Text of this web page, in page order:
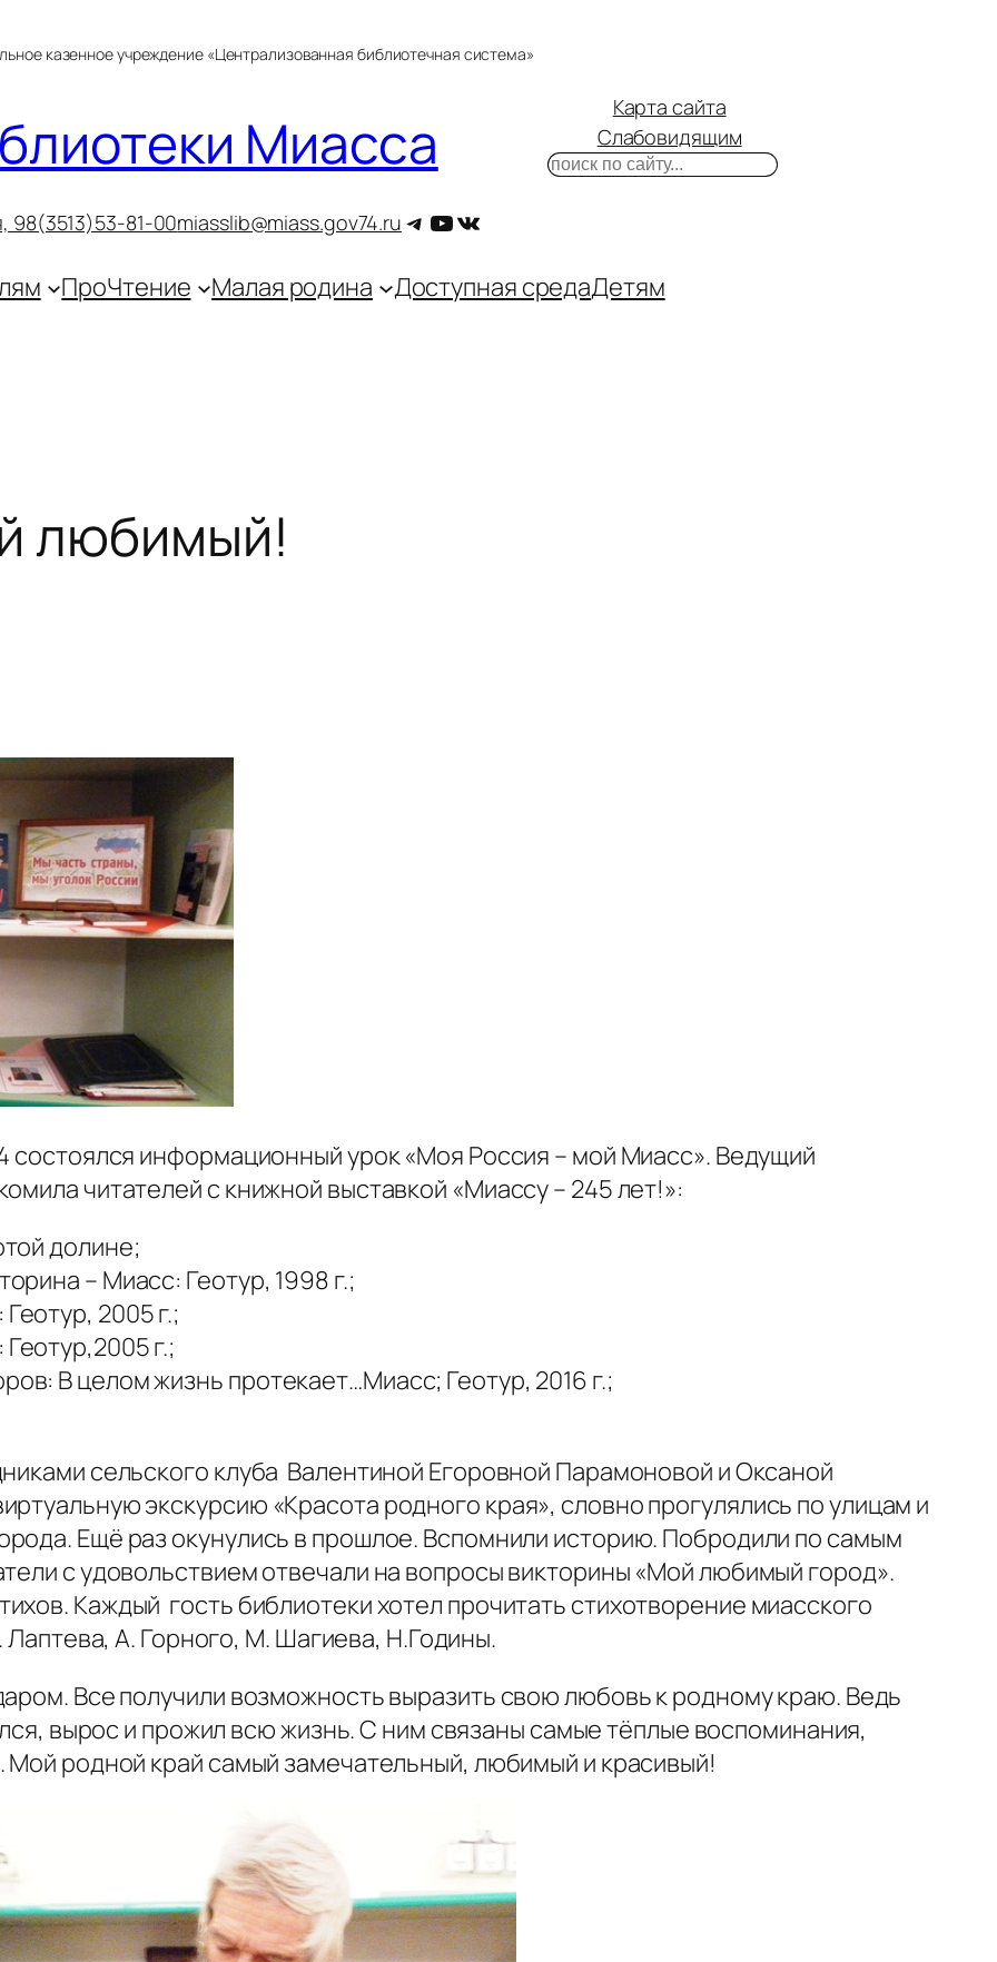
казенное учреждение «Централизованная библиотечная система»
Миасса
98(3513)53-81-00miasslib@miass.gov74.ru Telegram
YouTube
ВКонтакте
Карта сайта
Слабовидящим
Поиск
ПроЧтение Малая родина Доступная средаДетям
любимый!
состоялся информационный урок «Моя Россия – мой Миасс». Ведущий
читателей с книжной выставкой «Миассу – 245 лет!»:
долине;
– Миасс: Геотур, 1998 г.;
2005 г.;
г.;
В целом жизнь протекает…Миасс; Геотур, 2016 г.;
сельского клуба Валентиной Егоровной Парамоновой и Оксаной
экскурсию «Красота родного края», словно прогулялись по улицам и
Ещё раз окунулись в прошлое. Вспомнили историю. Побродили по самым
с удовольствием отвечали на вопросы викторины «Мой любимый город».
Каждый гость библиотеки хотел прочитать стихотворение миасского
Лаптева, А. Горного, М. Шагиева, Н.Годины.
Все получили возможность выразить свою любовь к родному краю. Ведь
вырос и прожил всю жизнь. С ним связаны самые тёплые воспоминания,
родной край самый замечательный, любимый и красивый!